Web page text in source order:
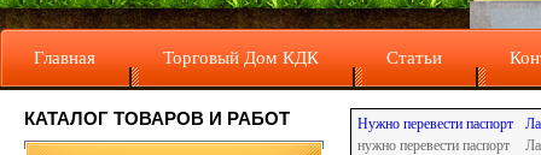
Главная Торговый Дом КДК Статьи
КАТАЛОГ ТОВАРОВ И РАБОТ
Нужно перевести паспорт
нужно перевести паспорт